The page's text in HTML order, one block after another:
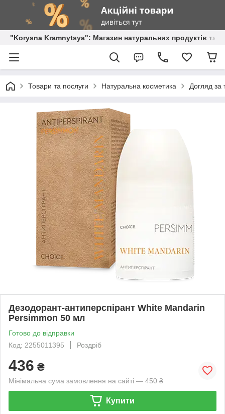
"Korysna Kramnytsya": Магазин натуральних продуктів та
Товари та послуги Натуральна косметика Догляд за
Дезодорант-антиперспірант White Mandarin
Persimmon 50 мл
Готово до відправки
Код: 2255011395
Роздріб
436 ₴
Мінімальна сума замовлення на сайті — 450 ₴
Купити